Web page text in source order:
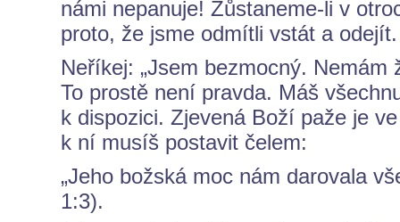
námi nepanuje! Zůstaneme-li v
proto, že jsme odmítli vstát a odejít.
Neříkej: „Jsem bezmocný.
To prostě není pravda. Máš
k dispozici. Zjevená Boží paže je
k ní musíš postavit čelem:
„Jeho božská moc nám darovala
1:3).